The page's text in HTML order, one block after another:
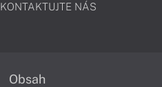
KONTAKTUJTE NÁS
Obsah